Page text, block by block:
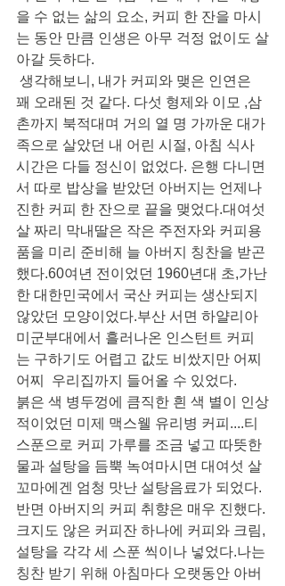
을 수 없는 삶의 요소, 커피 한 잔을 마시
는 동안 만큼 인생은 아무 걱정 없이도 살
아갈 듯하다.
꽤 오래된 것 같다. 다섯 형제와 이모 ,삼
촌까지 북적대며 거의 열 명 가까운 대가
족으로 살았던 내 어린 시절, 아침 식사
시간은 다들 정신이 없었다. 은행 다니면
서 따로 밥상을 받았던 아버지는 언제나
진한 커피 한 잔으로 끝을 맺었다.대여섯
살 짜리 막내딸은 작은 주전자와 커피용
품을 미리 준비해 늘 아버지 칭찬을 받곤
했다.60여년 전이었던 1960년대 초,가난
한 대한민국에서 국산 커피는 생산되지
않았던 모양이었다.부산 서면 하얄리아
미군부대에서 흘러나온 인스턴트 커피
는 구하기도 어렵고 값도 비쌌지만 어찌
어찌  우리집까지 들어올 수 있었다.
붉은 색 병두껑에 큼직한 흰 색 별이 인상
적이었던 미제 맥스웰 유리병 커피....티
스푼으로 커피 가루를 조금 넣고 따뜻한
물과 설탕을 듬뿍 녹여마시면 대여섯 살
꼬마에겐 엄청 맛난 설탕음료가 되었다.
반면 아버지의 커피 취향은 매우 진했다.
크지도 않은 커피잔 하나에 커피와 크림,
설탕을 각각 세 스푼 씩이나 넣었다.나는
칭찬 받기 위해 아침마다 오랫동안 아버